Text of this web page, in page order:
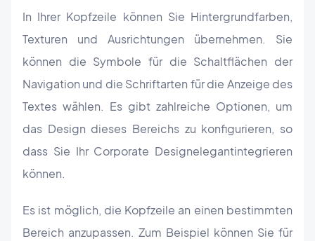
In Ihrer Kopfzeile können Sie Hintergrundfarben,
Texturen und Ausrichtungen übernehmen. Sie
können die Symbole für die Schaltflächen der
Navigation und die Schriftarten für die Anzeige des
Textes wählen. Es gibt zahlreiche Optionen, um
das Design dieses Bereichs zu konfigurieren, so
dass Sie Ihr Corporate Designelegantintegrieren
können.
Es ist möglich, die Kopfzeile an einen bestimmten
Bereich anzupassen. Zum Beispiel können Sie für